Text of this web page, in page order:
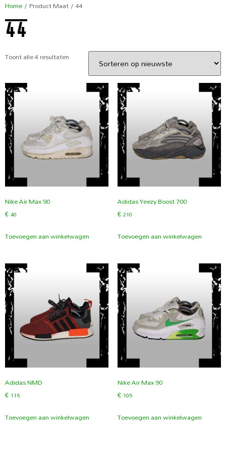
Home/ Product Maat / 44
44
Toont alle 4 resultaten
Nike Air Max 90
€40
Toevoegen aan winkelwagen
Adidas Yeezy Boost 700
€210
Toevoegen aan winkelwagen
Adidas NMD
€ 115
Toevoegen aan winkelwagen
Nike Air Max 90
€105
Toevoegen aan winkelwagen